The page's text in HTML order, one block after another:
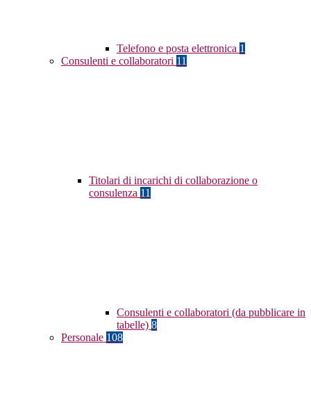
Telefono e posta elettronica 1
Consulenti e collaboratori 11
Titolari di incarichi di collaborazione o
consulenza 11
Consulenti e collaboratori (da pubblicare in
tabelle) 8
Personale 108